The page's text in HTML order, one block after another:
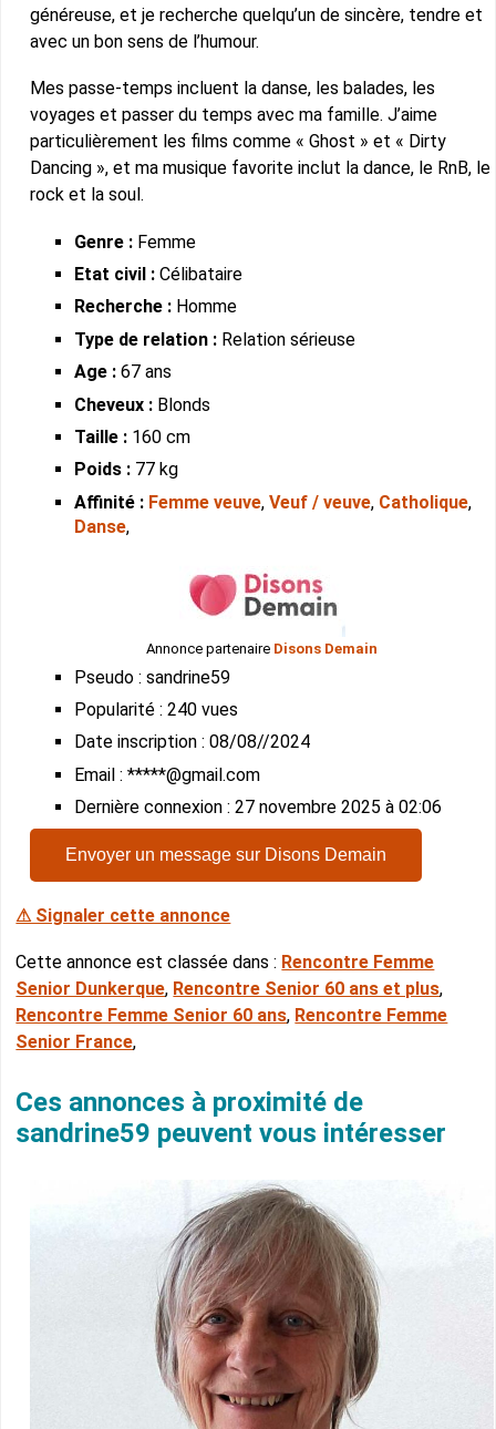
généreuse, et je recherche quelqu’un de sincère, tendre et
avec un bon sens de l’humour.
Mes passe-temps incluent la danse, les balades, les
voyages et passer du temps avec ma famille. J’aime
particulièrement les films comme « Ghost » et « Dirty
Dancing », et ma musique favorite inclut la dance, le RnB, le
rock et la soul.
Genre : Femme
Etat civil : Célibataire
Recherche : Homme
Type de relation : Relation sérieuse
Age : 67 ans
Cheveux : Blonds
Taille : 160 cm
Poids : 77 kg
Affinité : Femme veuve,Veuf / veuve, Catholique,
Danse,
Annonce partenaire Disons Demain
Pseudo : sandrine59
Popularité : 240 vues
Date inscription : 08/08//2024
Email : *****@gmail.com
Dernière connexion : 27 novembre 2025 à 02:06
Envoyer un message sur Disons Demain
⚠ Signaler cette annonce
Cette annonce est classée dans : Rencontre Femme
Senior Dunkerque, Rencontre Senior 60 ans et plus,
Rencontre Femme Senior 60 ans, Rencontre Femme
Senior France,
Ces annonces à proximité de
sandrine59 peuvent vous intéresser